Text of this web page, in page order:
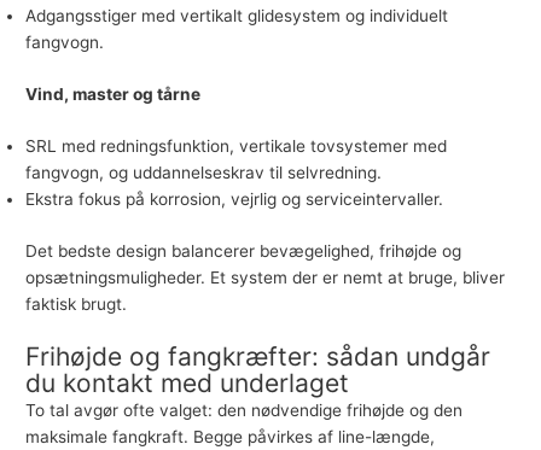
Adgangsstiger med vertikalt glidesystem og individuelt
fangvogn.
Vind, master og tårne
SRL med redningsfunktion, vertikale tovsystemer med
fangvogn, og uddannelseskrav til selvredning.
Ekstra fokus på korrosion, vejrlig og serviceintervaller.
Det bedste design balancerer bevægelighed, frihøjde og
opsætningsmuligheder. Et system der er nemt at bruge, bliver
faktisk brugt.
Frihøjde og fangkræfter: sådan undgår
du kontakt med underlaget
To tal avgør ofte valget: den nødvendige frihøjde og den
maksimale fangkraft. Begge påvirkes af line-længde,